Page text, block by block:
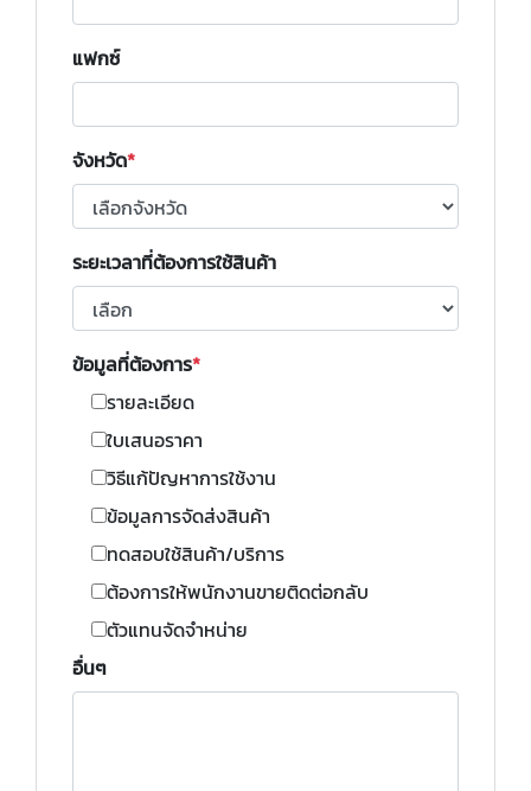
แฟกซ์
จังหวัด
ระยะเวลาที่ต้องการใช้สินค้า
ข้อมูลที่ต้องการ
รายละเอียด
ใบเสนอราคา
วิธีแก้ปัญหาการใช้งาน
ข้อมูลการจัดส่งสินค้า
ทดสอบใช้สินค้า/บริการ
ต้องการให้พนักงานขายติดต่อกลับ
ตัวแทนจัดจำหน่าย
อื่นๆ